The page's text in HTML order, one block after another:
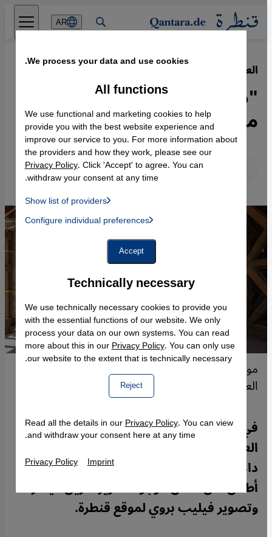
Direkt zum Inhalt springen
AR
العراق: إعادة إعمار الموصل·
25.04.2023
"موصل المستقبل أقوى بقدر
معاناتها بالماضي"
English عربي
موقع بناء كنيسة القديسة الطاهرة في الموصل -
العراق.
في الموصل نرى مدى طول طريق عودة حياة
العراق الاعتيادية فحتى بعد سنين من هزيمة
داعش ما زال جزء كبير من المدينة محض
أطلال لكن الأمل موجود. تقرير كارين فينغر
وتصوير فيليب بروي لموقع قنطرة.
We process your data and use cookies.
Technically necessary
We use technically necessary cookies to provide you
with the essential functions of our website. We only
process your data on our own systems. You can read
more about this in ourPrivacy Policy. You can only use
our website to the extent that is technically necessary.
Reject
All functions
We use functional and marketing cookies to help
provide you with the best website experience and
improve our service to you. For more information about
the providers and how they work, please see our
Privacy Policy. Click 'Accept' to agree. You can
withdraw your consent at any time.
Show list of providers
Instagram Embed, Twitter Embed, Youtube Embed
Facebook Embed / Facebook Connect
Google Maps Embed
Configure individual preferences
Accept
Read all the details in ourPrivacy Policy. You can view
and withdraw your consent here at any time.
Privacy Policy Imprint